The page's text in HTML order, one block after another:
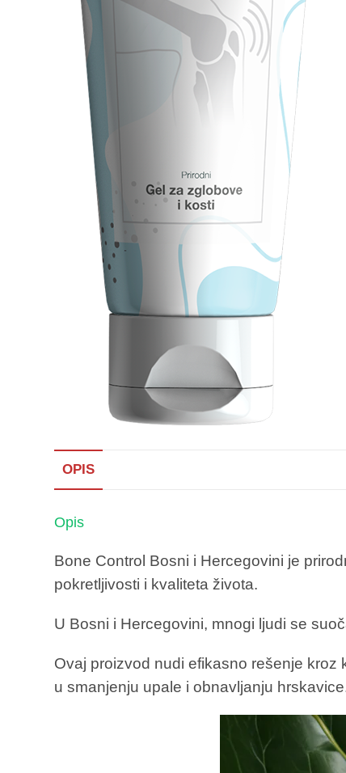
OPIS
Opis
Bone Control Bosni i Hercegovini je
pokretljivosti i kvaliteta života.
U Bosni i Hercegovini, mnogi ljudi se
Ovaj proizvod nudi efikasno rešenje
u smanjenju upale i obnavljanju